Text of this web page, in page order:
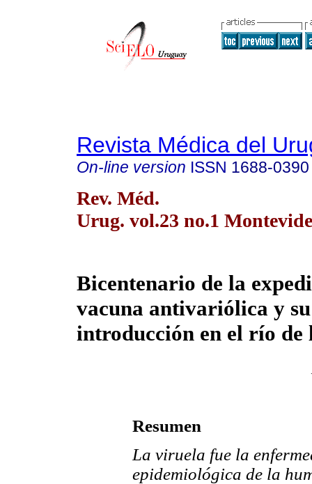
Revista Médica del
On-line version ISSN 1688-0390
Rev. Méd.
Urug. vol.23 no.1
Bicentenario de la
vacuna antivariólica y su
introducción en el río de
Resumen
La viruela fue la
epidemiológica de la